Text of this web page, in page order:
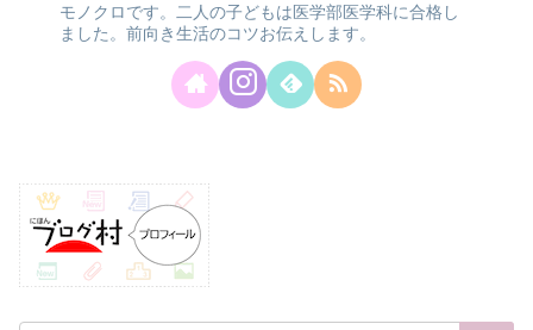
モノクロです。二人の子どもは医学部医学科に合格し
ました。前向き生活のコツお伝えします。